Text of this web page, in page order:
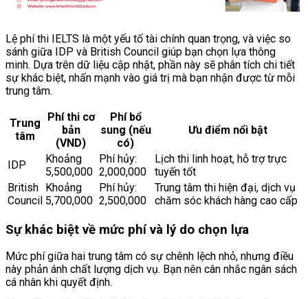
Lệ phí thi IELTS là một yếu tố tài chính quan trọng, và việc so
sánh giữa IDP và British Council giúp bạn chọn lựa thông
minh. Dựa trên dữ liệu cập nhật, phần này sẽ phân tích chi tiết
sự khác biệt, nhấn mạnh vào giá trị mà bạn nhận được từ mỗi
trung tâm.
Trung
tâm
Phí thi cơ
bản
(VND)
Phí bổ
sung (nếu
có)
Ưu điểm nổi bật
IDP
Khoảng
5,500,000
Phí hủy:
2,000,000
Lịch thi linh hoạt, hỗ trợ trực
tuyến tốt
British
Council
Khoảng
5,700,000
Phí hủy:
2,500,000
Trung tâm thi hiện đại, dịch vụ
chăm sóc khách hàng cao cấp
Sự khác biệt về mức phí và lý do chọn lựa
Mức phí giữa hai trung tâm có sự chênh lệch nhỏ, nhưng điều
này phản ánh chất lượng dịch vụ. Bạn nên cân nhắc ngân sách
cá nhân khi quyết định.